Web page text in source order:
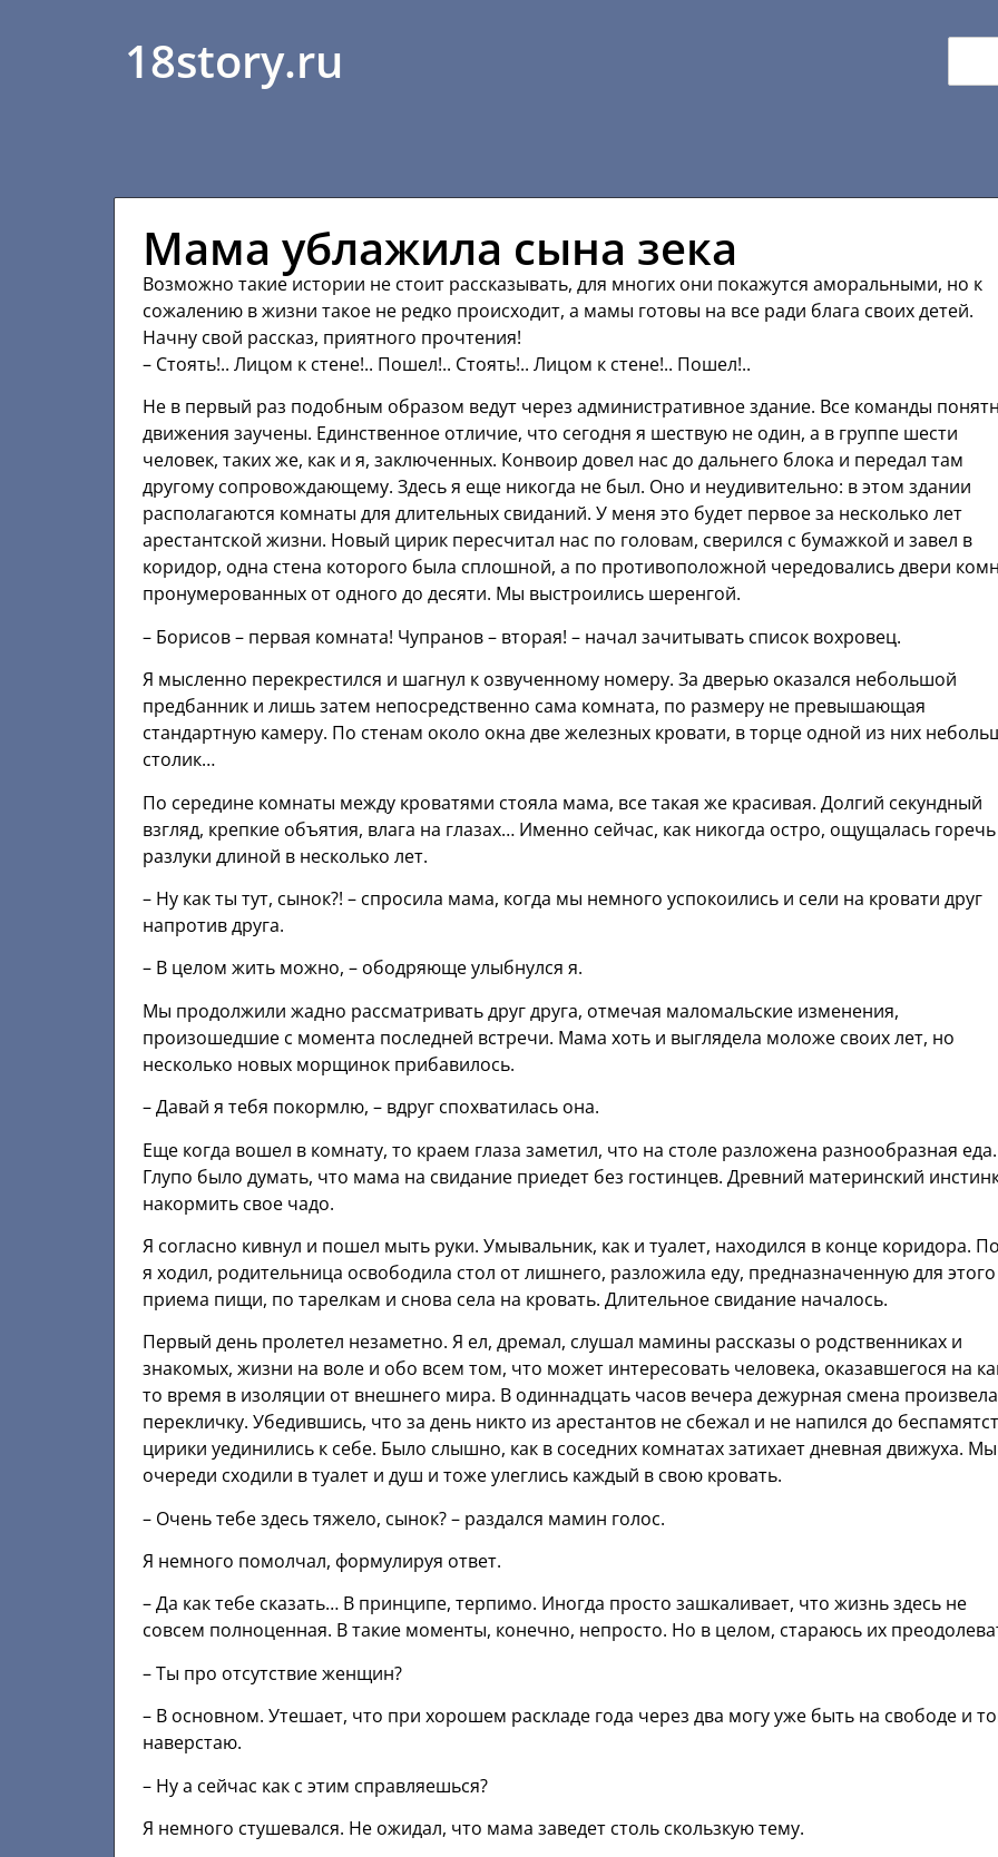
18story.ru
Мама ублажила сына зека
Возможно такие истории не стоит рассказывать, для многих они покажутся аморальными, но к
сожалению в жизни такое не редко происходит, а мамы готовы на все ради блага своих детей.
Начну свой рассказ, приятного прочтения!
– Стоять!.. Лицом к стене!.. Пошел!.. Стоять!.. Лицом к стене!.. Пошел!..
Не в первый раз подобным образом ведут через административное здание. Все команды
движения заучены. Единственное отличие, что сегодня я шествую не один, а в группе шести
человек, таких же, как и я, заключенных. Конвоир довел нас до дальнего блока и передал там
другому сопровождающему. Здесь я еще никогда не был. Оно и неудивительно: в этом здании
располагаются комнаты для длительных свиданий. У меня это будет первое за несколько лет
арестантской жизни. Новый цирик пересчитал нас по головам, сверился с бумажкой и завел в
коридор, одна стена которого была сплошной, а по противоположной чередовались двери
пронумерованных от одного до десяти. Мы выстроились шеренгой.
– Борисов – первая комната! Чупранов – вторая! – начал зачитывать список вохровец.
Я мысленно перекрестился и шагнул к озвученному номеру. За дверью оказался небольшой
предбанник и лишь затем непосредственно сама комната, по размеру не превышающая
стандартную камеру. По стенам около окна две железных кровати, в торце одной из них
столик…
По середине комнаты между кроватями стояла мама, все такая же красивая. Долгий секундный
взгляд, крепкие объятия, влага на глазах… Именно сейчас, как никогда остро, ощущалась горечь
разлуки длиной в несколько лет.
– Ну как ты тут, сынок?! – спросила мама, когда мы немного успокоились и сели на кровати друг
напротив друга.
– В целом жить можно, – ободряюще улыбнулся я.
Мы продолжили жадно рассматривать друг друга, отмечая маломальские изменения,
произошедшие с момента последней встречи. Мама хоть и выглядела моложе своих лет, но
несколько новых морщинок прибавилось.
– Давай я тебя покормлю, – вдруг спохватилась она.
Еще когда вошел в комнату, то краем глаза заметил, что на столе разложена разнообразная еда.
Глупо было думать, что мама на свидание приедет без гостинцев. Древний материнский
накормить свое чадо.
Я согласно кивнул и пошел мыть руки. Умывальник, как и туалет, находился в конце коридора.
я ходил, родительница освободила стол от лишнего, разложила еду, предназначенную для этого
приема пищи, по тарелкам и снова села на кровать. Длительное свидание началось.
Первый день пролетел незаметно. Я ел, дремал, слушал мамины рассказы о родственниках и
знакомых, жизни на воле и обо всем том, что может интересовать человека, оказавшегося на
то время в изоляции от внешнего мира. В одиннадцать часов вечера дежурная смена произвела
перекличку. Убедившись, что за день никто из арестантов не сбежал и не напился до
цирики уединились к себе. Было слышно, как в соседних комнатах затихает дневная движуха.
очереди сходили в туалет и душ и тоже улеглись каждый в свою кровать.
– Очень тебе здесь тяжело, сынок? – раздался мамин голос.
Я немного помолчал, формулируя ответ.
– Да как тебе сказать… В принципе, терпимо. Иногда просто зашкаливает, что жизнь здесь не
совсем полноценная. В такие моменты, конечно, непросто. Но в целом, стараюсь их
– Ты про отсутствие женщин?
– В основном. Утешает, что при хорошем раскладе года через два могу уже быть на свободе и
наверстаю.
– Ну а сейчас как с этим справляешься?
Я немного стушевался. Не ожидал, что мама заведет столь скользкую тему.